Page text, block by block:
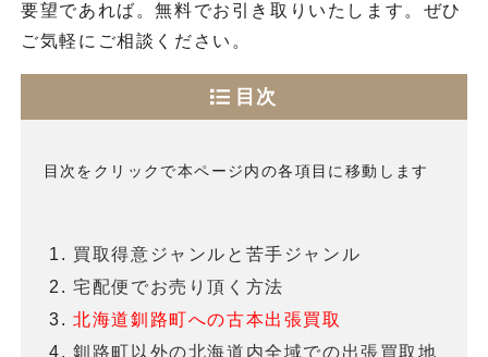
要望であれば。無料でお引き取りいたします。ぜひ
ご気軽にご相談ください。
目次
目次をクリックで本ページ内の各項目に移動します
買取得意ジャンルと苦手ジャンル
宅配便でお売り頂く方法
北海道釧路町への古本出張買取
釧路町以外の北海道内全域での出張買取地